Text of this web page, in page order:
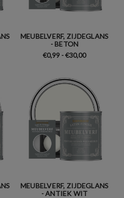
MEUBELVERF, ZIJDEGLANS
- BETON
€0,99 - €30,00
MEUBELVERF, ZIJDEGLANS
- ANTIEK WIT